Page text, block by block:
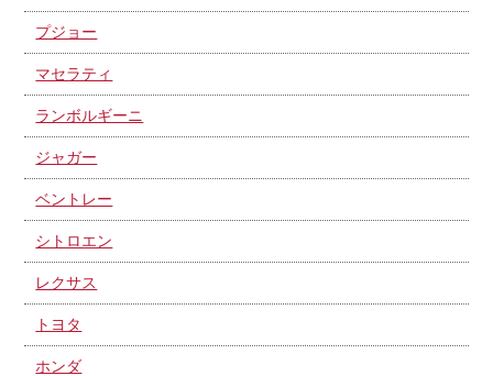
プジョー
マセラティ
ランボルギーニ
ジャガー
ベントレー
シトロエン
レクサス
トヨタ
ホンダ